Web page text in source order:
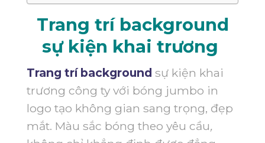
Trang trí background
sự kiện khai trương
Trang trí background sự kiện khai
trương công ty với bóng jumbo in
logo tạo không gian sang trọng, đẹp
mắt. Màu sắc bóng theo yêu cầu,